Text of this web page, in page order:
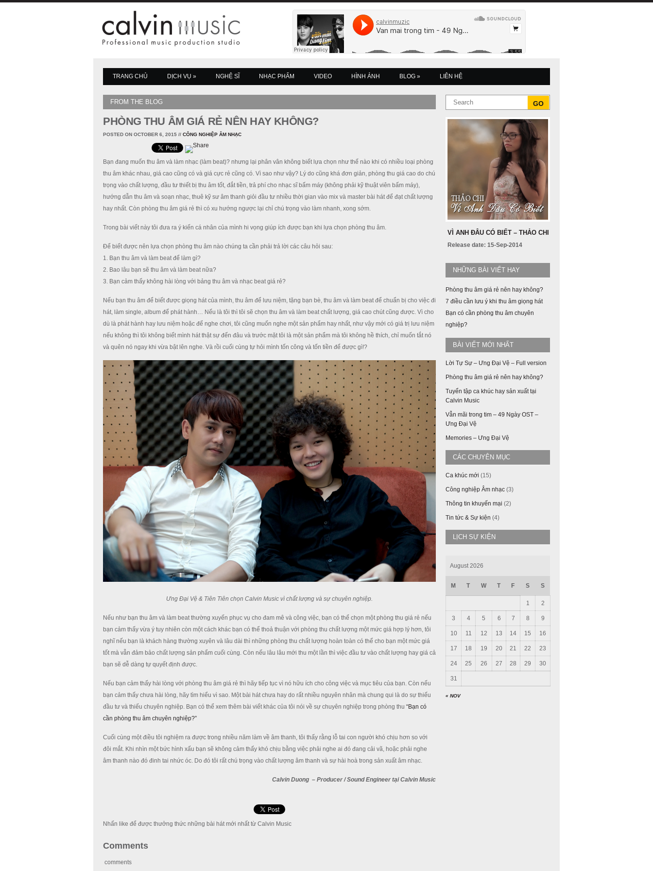
TRANG CHỦ DỊCH VỤ » NGHỆ SĨ NHẠC PHẨM VIDEO HÌNH ẢNH BLOG » LIÊN HỆ
FROM THE BLOG
PHÒNG THU ÂM GIÁ RẺ NÊN HAY KHÔNG?
POSTED ON OCTOBER 6, 2015 // CÔNG NGHIỆP ÂM NHẠC
Bạn đang muốn thu âm và làm nhạc (làm beat)? nhưng lại phân vân không biết lựa chọn như thế nào khi có nhiều loại phòng
thu âm khác nhau, giá cao cũng có và giá cực rẻ cũng có. Vì sao như vậy? Lý do cũng khá đơn giản, phòng thu giá cao do chú
trọng vào chất lượng, đầu tư thiết bị thu âm tốt, đắt tiền, trả phí cho nhạc sĩ bấm máy (không phải kỹ thuật viên bấm máy),
hướng dẫn thu âm và soạn nhạc, thuê kỹ sư âm thanh giỏi đầu tư nhiều thời gian vào mix và master bài hát để đạt chất lượng
hay nhất. Còn phòng thu âm giá rẻ thì có xu hướng ngược lại chỉ chú trọng vào làm nhanh, xong sớm.
Trong bài viết này tôi đưa ra ý kiến cá nhân của mình hi vọng giúp ích được bạn khi lựa chọn phòng thu âm.
Để biết được nên lựa chọn phòng thu âm nào chúng ta cần phải trả lời các câu hỏi sau:
1. Bạn thu âm và làm beat để làm gì?
2. Bao lâu bạn sẽ thu âm và làm beat nữa?
3. Bạn cảm thấy không hài lòng với bảng thu âm và nhạc beat giá rẻ?
Nếu bạn thu âm để biết được giọng hát của mình, thu âm để lưu niệm, tặng bạn bè, thu âm và làm beat để chuẩn bị cho việc đi
hát, làm single, album để phát hành… Nếu là tôi thì tôi sẽ chọn thu âm và làm beat chất lượng, giá cao chút cũng được. Vì cho
dù là phát hành hay lưu niệm hoặc để nghe chơi, tôi cũng muốn nghe một sản phẩm hay nhất, như vậy mới có giá trị lưu niệm
nếu không thì tôi không biết mình hát thật sự đến đâu và trước mặt tôi là một sản phẩm mà tôi không hề thích, chỉ muốn tắt nó
và quên nó ngay khi vừa bật lên nghe. Và rồi cuối cùng tự hỏi mình tốn công và tốn tiền để được gì!?
Ưng Đại Vệ & Tiên Tiên chọn Calvin Music vì chất lượng và sự chuyên nghiệp.
Nếu như bạn thu âm và làm beat thường xuyến phục vụ cho đam mê và công việc, bạn có thể chọn một phòng thu giá rẻ nếu
bạn cảm thấy vừa ý tuy nhiên còn một cách khác bạn có thể thoả thuận với phòng thu chất lượng một mức giá hợp lý hơn, tôi
nghĩ nếu bạn là khách hàng thường xuyên và lâu dài thì những phòng thu chất lượng hoàn toàn có thể cho bạn một mức giá
tốt mà vẫn đảm bảo chất lượng sản phẩm cuối cùng. Còn nếu lâu lâu mới thu một lần thì việc đầu tư vào chất lượng hay giá cả
bạn sẽ dễ dàng tự quyết định được.
Nếu bạn cảm thấy hài lòng với phòng thu âm giá rẻ thì hãy tiếp tục vì nó hữu ích cho công việc và mục tiêu của bạn. Còn nếu
bạn cảm thấy chưa hài lòng, hãy tìm hiểu vì sao. Một bài hát chưa hay do rất nhiều nguyên nhân mà chung qui là do sự thiếu
đầu tư và thiếu chuyên nghiệp. Bạn có thể xem thêm bài viết khác của tôi nói về sự chuyên nghiệp trong phòng thu “Bạn có
cần phòng thu âm chuyên nghiệp?”
Cuối cùng một điều tôi nghiệm ra được trong nhiều năm làm về âm thanh, tôi thấy rằng lỗ tai con người khó chịu hơn so với
đôi mắt. Khi nhìn một bức hình xấu bạn sẽ không cảm thấy khó chịu bằng việc phải nghe ai đó đang cải vã, hoặc phải nghe
âm thanh nào đó đinh tai nhức óc. Do đó tôi rất chú trọng vào chất lượng âm thanh và sự hài hoà trong sản xuất âm nhạc.
Calvin Duong – Producer / Sound Engineer tại Calvin Music
Nhấn like để được thưởng thức những bài hát mới nhất từ Calvin Music
Comments
comments
VÌ ANH ĐÂU CÓ BIẾT – THẢO CHI
Release date: 15-Sep-2014
NHỮNG BÀI VIẾT HAY
Phòng thu âm giá rẻ nên hay không?
7 điều cần lưu ý khi thu âm giọng hát
Bạn có cần phòng thu âm chuyên
nghiệp?
BÀI VIẾT MỚI NHẤT
Lời Tự Sự – Ưng Đại Vệ – Full version
Phòng thu âm giá rẻ nên hay không?
Tuyển tập ca khúc hay sản xuất tại
Calvin Music
Vẫn mãi trong tim – 49 Ngày OST –
Ưng Đại Vệ
Memories – Ưng Đại Vệ
CÁC CHUYÊN MỤC
Ca khúc mới (15)
Công nghiệp Âm nhạc (3)
Thông tin khuyến mại (2)
Tin tức & Sự kiện (4)
LỊCH SỰ KIỆN
August 2026
M T W T F S S
« NOV
1 2
3 4 5 6 7 8 9
10 11 12 13 14 15 16
17 18 19 20 21 22 23
24 25 26 27 28 29 30
31